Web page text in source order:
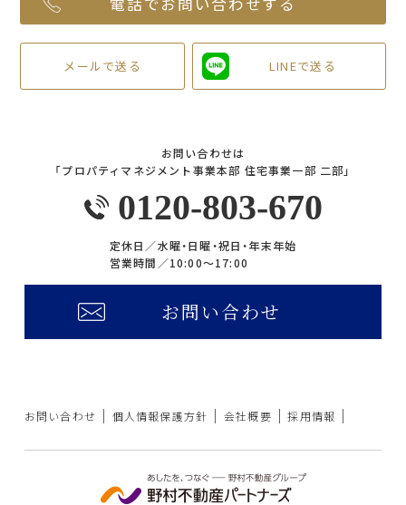
メールで送る LINEで送る
お問い合わせは
「プロパティマネジメント事業本部 住宅事業一部 二部」
0120-803-670
定休日／水曜・日曜・祝日・年末年始
営業時間／10:00〜17:00
お問い合わせ
お問い合わせ 個人情報保護方針 会社概要 採用情報